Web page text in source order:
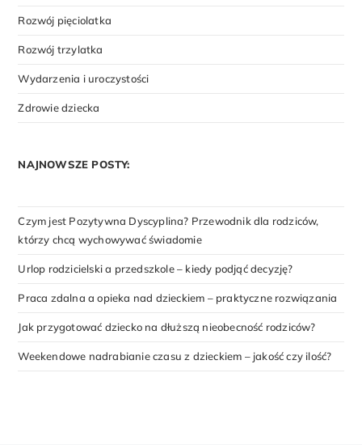
Rozwój pięciolatka
Rozwój trzylatka
Wydarzenia i uroczystości
Zdrowie dziecka
NAJNOWSZE POSTY:
Czym jest Pozytywna Dyscyplina? Przewodnik dla rodziców,
którzy chcą wychowywać świadomie
Urlop rodzicielski a przedszkole – kiedy podjąć decyzję?
Praca zdalna a opieka nad dzieckiem – praktyczne rozwiązania
Jak przygotować dziecko na dłuższą nieobecność rodziców?
Weekendowe nadrabianie czasu z dzieckiem – jakość czy ilość?